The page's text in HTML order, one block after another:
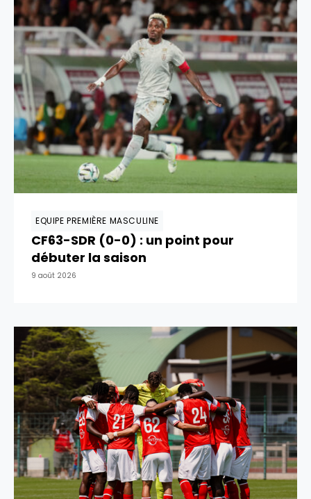
EQUIPE PREMIÈRE MASCULINE
CF63-SDR (0-0) : un point pour
débuter la saison
9 août 2026